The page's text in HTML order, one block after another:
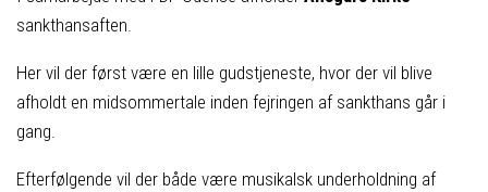
sankthansaften.
Her vil der først være en lille gudstjeneste, hvor der vil blive
afholdt en midsommertale inden fejringen af sankthans går i
gang.
Efterfølgende vil der både være musikalsk underholdning af